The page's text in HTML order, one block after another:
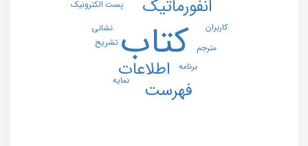
کتاب
اطلاعات
انفورماتیک
فهرست
برنامه
پست الکترونیک
تشریح
مترجم
نشانى
نمایه
کاربران